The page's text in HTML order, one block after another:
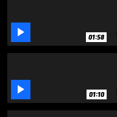
 01:58
 01:10